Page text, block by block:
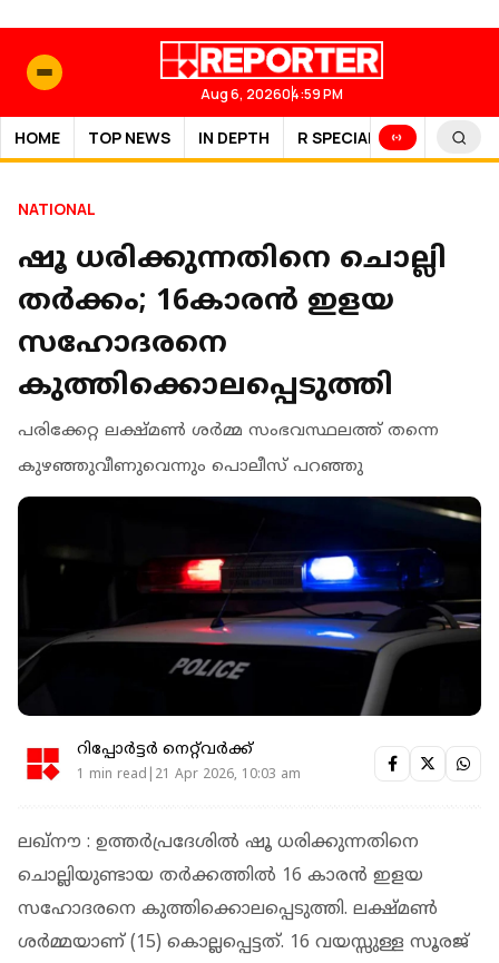
Aug 6, 202604:59 PM
HOME TOP NEWS IN DEPTH R SPECIAL SPORTS
NATIONAL
ഷൂ ധരിക്കുന്നതിനെ ചൊല്ലി
തർക്കം; 16കാരൻ ഇളയ
സഹോദരനെ
കുത്തിക്കൊലപ്പെടുത്തി
പരിക്കേറ്റ ലക്ഷ്മൺ ശർമ്മ സംഭവസ്ഥലത്ത് തന്നെ
കുഴഞ്ഞുവീണുവെന്നും പൊലീസ് പറഞ്ഞു
റിപ്പോർട്ടർ നെറ്റ്‌വര്‍ക്ക്‌
1 min read|21 Apr 2026, 10:03 am
ലഖ്നൗ : ഉത്തർപ്രദേശിൽ ഷൂ ധരിക്കുന്നതിനെ
ചൊല്ലിയുണ്ടായ തർക്കത്തിൽ 16 കാരൻ ഇളയ
സഹോദരനെ കുത്തിക്കൊലപ്പെടുത്തി. ലക്ഷ്മൺ
ശർമ്മയാണ് (15) കൊല്ലപ്പെട്ടത്. 16 വയസ്സുള്ള സൂരജ്